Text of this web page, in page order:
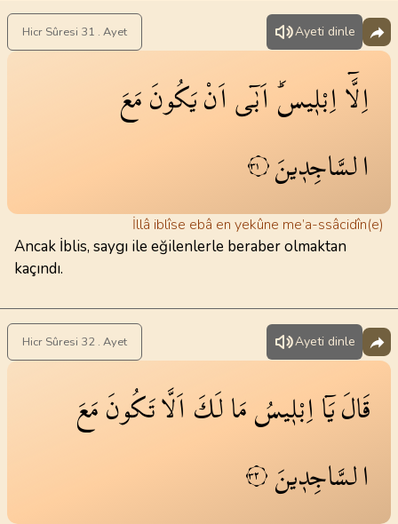
Hicr Sûresi 31 . Ayet Ayeti dinle
اِلَّٓااِبْل۪يسَۜاَبٰٓىاَنْيَكُونَمَعَ
السَّاجِد۪ينَ ٣١
İllâ iblîse ebâ en yekûne me’a-ssâcidîn(e)
Ancak İblis, saygı ile eğilenlerle beraber olmaktan
kaçındı.
Hicr Sûresi 32 . Ayet Ayeti dinle
قَالَيَٓااِبْل۪يسُمَالَكَ اَلَّاتَكُونَمَعَ
السَّاجِد۪ينَ ٣٢